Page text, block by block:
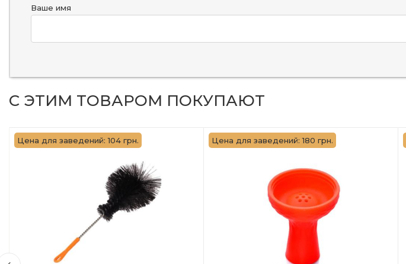
Ваше имя
С ЭТИМ ТОВАРОМ ПОКУПАЮТ
Цена для заведений: 104 грн. Цена для заведений: 180 грн.